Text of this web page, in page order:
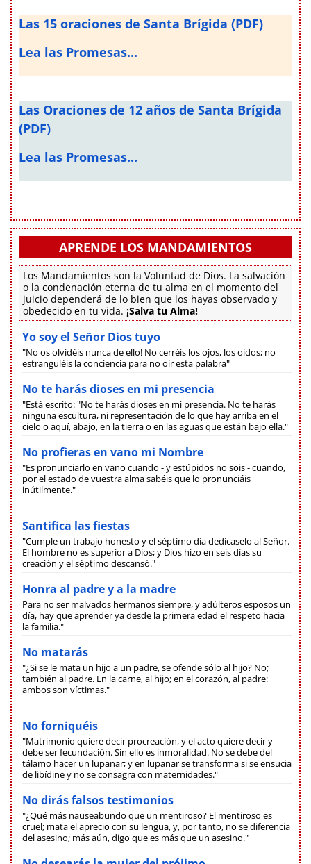
Las 15 oraciones de Santa Brígida (PDF)
Lea las Promesas...
Las Oraciones de 12 años de Santa Brígida
(PDF)
Lea las Promesas...
APRENDE LOS MANDAMIENTOS
Los Mandamientos son la Voluntad de Dios. La salvación
o la condenación eterna de tu alma en el momento del
juicio dependerá de lo bien que los hayas observado y
obedecido en tu vida. ¡Salva tu Alma!
Yo soy el Señor Dios tuyo
"No os olvidéis nunca de ello! No cerréis los ojos, los oídos; no
estranguléis la conciencia para no oír esta palabra"
No te harás dioses en mi presencia
"Está escrito: "No te harás dioses en mi presencia. No te harás
ninguna escultura, ni representación de lo que hay arriba en el
cielo o aquí, abajo, en la tierra o en las aguas que están bajo ella."
No profieras en vano mi Nombre
"Es pronunciarlo en vano cuando - y estúpidos no sois - cuando,
por el estado de vuestra alma sabéis que lo pronunciáis
inútilmente."
Santifica las fiestas
"Cumple un trabajo honesto y el séptimo día dedícaselo al Señor.
El hombre no es superior a Dios; y Dios hizo en seis días su
creación y el séptimo descansó."
Honra al padre y a la madre
Para no ser malvados hermanos siempre, y adúlteros esposos un
día, hay que aprender ya desde la primera edad el respeto hacia
la familia."
No matarás
"¿Si se le mata un hijo a un padre, se ofende sólo al hijo? No;
también al padre. En la carne, al hijo; en el corazón, al padre:
ambos son víctimas."
No forniquéis
"Matrimonio quiere decir procreación, y el acto quiere decir y
debe ser fecundación. Sin ello es inmoralidad. No se debe del
tálamo hacer un lupanar; y en lupanar se transforma si se ensucia
de libídine y no se consagra con maternidades."
No dirás falsos testimonios
"¿Qué más nauseabundo que un mentiroso? El mentiroso es
cruel; mata el aprecio con su lengua, y, por tanto, no se diferencia
del asesino; más aún, digo que es más que un asesino."